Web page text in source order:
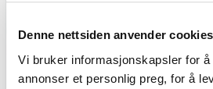
Denne nettsiden anvender cookies
Vi bruker informasjonskapsler for å
annonser et personlig preg, for å